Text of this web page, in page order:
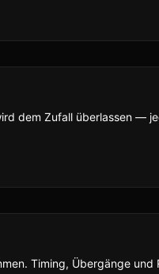
dem Zufall überlassen —
Timing, Übergänge und